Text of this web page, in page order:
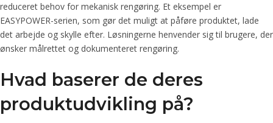
reduceret behov for mekanisk rengøring. Et eksempel er
EASYPOWER-serien, som gør det muligt at påføre produktet, lade
det arbejde og skylle efter. Løsningerne henvender sig til brugere, der
ønsker målrettet og dokumenteret rengøring.
Hvad baserer de deres
produktudvikling på?